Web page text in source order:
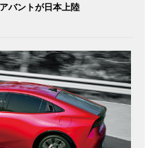
バントが日本上陸